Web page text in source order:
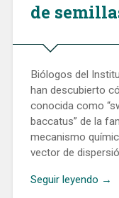
de
Biólogos del
han descubierto
conocida como
baccatus” de la
mecanismo
vector de
Seguir leyendo →